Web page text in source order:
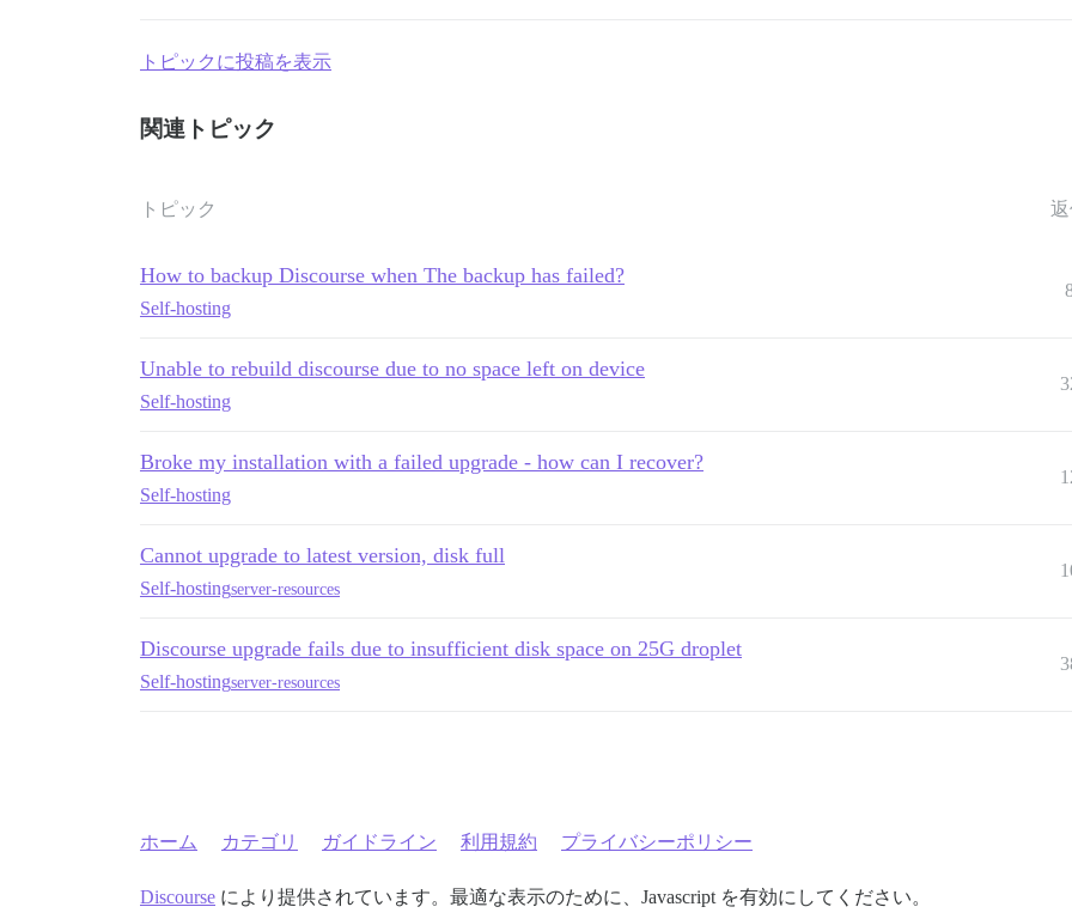
トピックに投稿を表示
関連トピック
トピック
How to backup Discourse when The backup has failed?
Self-hosting
Unable to rebuild discourse due to no space left on device
Self-hosting
Broke my installation with a failed upgrade - how can I recover?
Self-hosting
Cannot upgrade to latest version, disk full
Self-hostingserver-resources
Discourse upgrade fails due to insufficient disk space on 25G droplet
Self-hostingserver-resources
ホーム カテゴリ ガイドライン 利用規約 プライバシーポリシー
Discourse により提供されています。最適な表示のために、Javascript を有効にしてください。